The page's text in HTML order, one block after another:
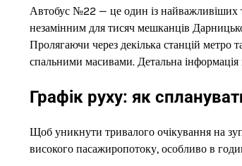
Автобус №22 — це один із найважливіших
незамінним для тисяч мешканців
Пролягаючи через декілька станцій метро
спальними масивами. Детальна
Графік руху: як
Щоб уникнути тривалого очікування на
високого пасажиропотоку, особливо в